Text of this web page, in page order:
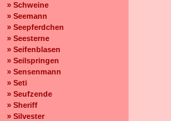
» Schweine
» Seemann
» Seepferdchen
» Seesterne
» Seifenblasen
» Seilspringen
» Sensenmann
» Seti
» Seufzende
» Sheriff
» Silvester